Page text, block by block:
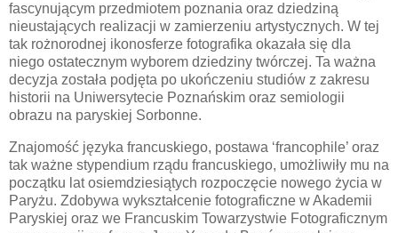
fascynującym przedmiotem poznania oraz dziedziną
nieustających realizacji w zamierzeniu artystycznych. W tej
tak rożnorodnej ikonosferze fotografika okazała się dla
niego ostatecznym wyborem dziedziny twórczej. Ta ważna
decyzja została podjęta po ukończeniu studiów z zakresu
historii na Uniwersytecie Poznańskim oraz semiologii
obrazu na paryskiej Sorbonne.
Znajomość języka francuskiego, postawa ‘francophile’ oraz
tak ważne stypendium rządu francuskiego, umożliwiły mu na
początku lat osiemdziesiątych rozpoczęcie nowego życia w
Paryżu. Zdobywa wykształcenie fotograficzne w Akademii
Paryskiej oraz we Francuskim Towarzystwie Fotograficznym